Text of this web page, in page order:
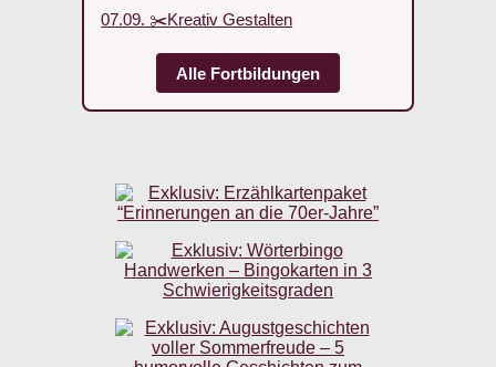
07.09. ✂️Kreativ Gestalten
Alle Fortbildungen